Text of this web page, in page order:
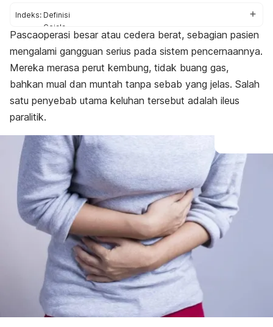
Indeks: Definisi
Gejala
Penyebab
Diagnosis
Pengobatan
Pascaoperasi besar atau cedera berat, sebagian pasien
mengalami gangguan serius pada sistem pencernaannya.
Mereka merasa perut kembung, tidak buang gas,
bahkan mual dan muntah tanpa sebab yang jelas. Salah
satu penyebab utama keluhan tersebut adalah ileus
paralitik.